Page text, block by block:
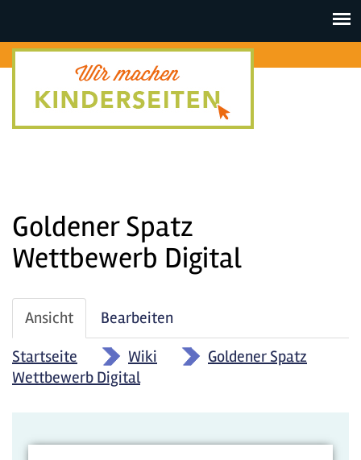
Toggle
Goldener Spatz
Wettbewerb Digital
Haupt-
Reiter
Ansicht (aktiver
Reiter)
Bearbeiten
Startseite
» Wiki »
Goldener Spatz
Wettbewerb Digital